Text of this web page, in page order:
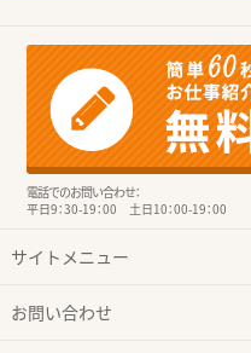
電話でのお問い合わせ：
平日9：30-19：00 土日10：00-19：00
サイトメニュー
お問い合わせ